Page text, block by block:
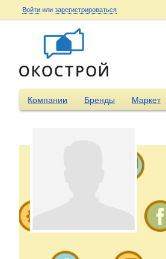
Войти или зарегистрироваться
Компании Бренды Маркет